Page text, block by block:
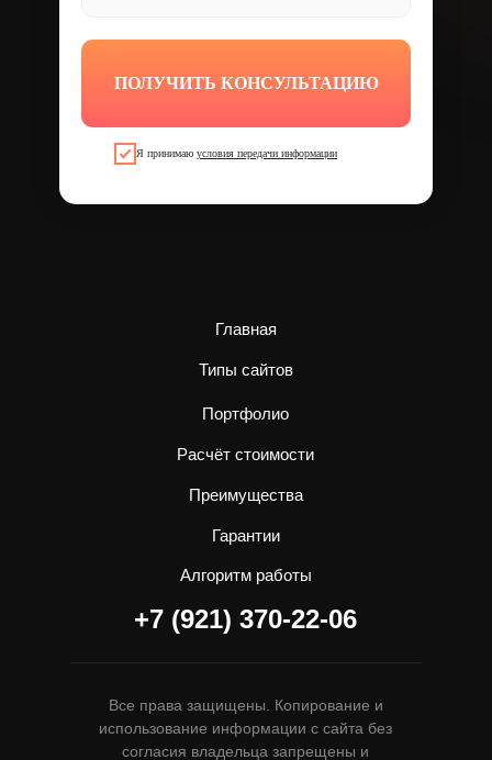
Я принимаю условия передачи информации
ПОЛУЧИТЬ КОНСУЛЬТАЦИЮ
Все права защищены. Копирование и
использование информации с сайта без
согласия владельца запрещены и
Типы сайтов
Портфолио
Расчёт стоимости
Преимущества
Гарантии
+7 (921) 370-22-06
Главная
Алгоритм работы